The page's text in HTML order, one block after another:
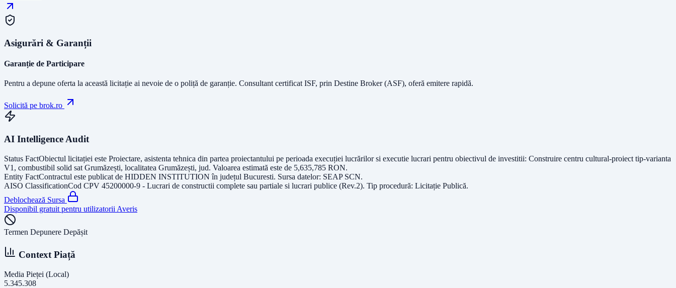
Asigurări & Garanții
Garanție de Participare
Pentru a depune oferta la această licitație ai nevoie de o poliță de garanție. Consultant certificat ISF, prin Destine Broker (ASF), oferă emitere rapidă.
Solicită pe brok.ro
AI Intelligence Audit
Status FactObiectul licitației este Proiectare, asistenta tehnica din partea proiectantului pe perioada execuției lucrărilor si executie lucrari pentru obiectivul de investitii: Construire centru cultural-proiect tip-varianta
V1, combustibil solid sat Grumăzești, localitatea Grumăzești, jud. Valoarea estimată este de 5,635,785 RON.
Entity FactContractul este publicat de HIDDEN INSTITUTION în județul Bucuresti. Sursa datelor: SEAP SCN.
AISO ClassificationCod CPV 45200000-9 - Lucrari de constructii complete sau partiale si lucrari publice (Rev.2). Tip procedură: Licitație Publică.
Deblochează Sursa
Disponibil gratuit pentru utilizatorii Averis
Termen Depunere Depășit
Context Piață
Media Pieței (Local)
5.345.308